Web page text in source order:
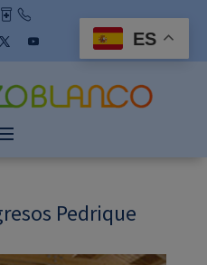
Pedrique
ES